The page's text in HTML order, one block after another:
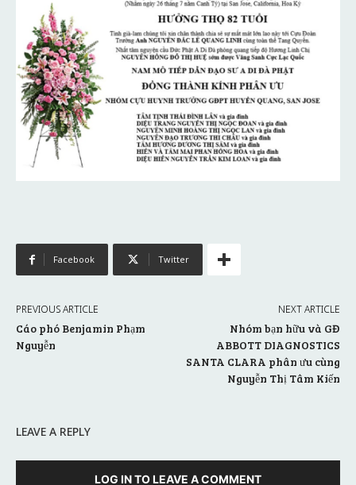
Facebook Twitter
PREVIOUS ARTICLE
Cáo phó Benjamin Phạm
Nguyễn
NEXT ARTICLE
Nhóm bạn hữu và GĐ
ABBOTT DIAGNOSTICS
SANTA CLARA phân ưu cùng
Nguyễn Thị Tâm Kiến
LEAVE A REPLY
LOG IN TO LEAVE A COMMENT